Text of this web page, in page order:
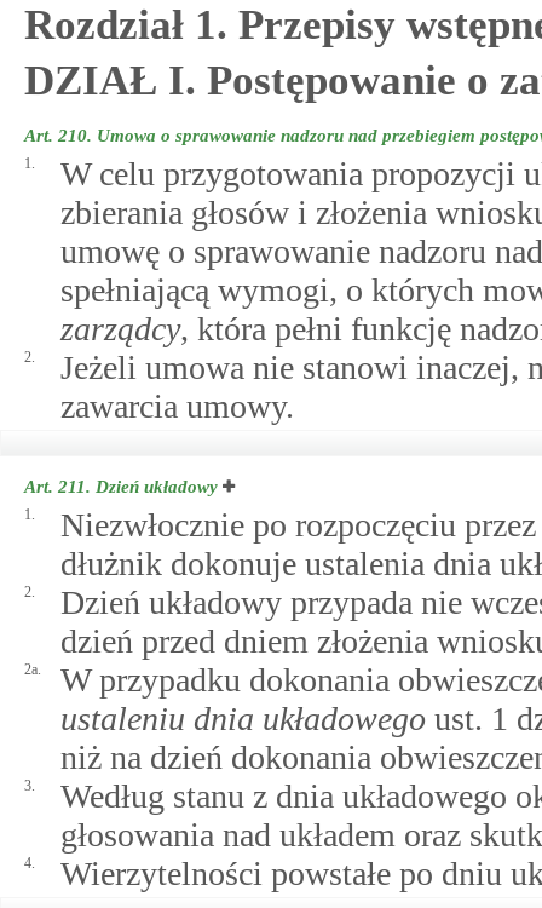
Rozdział 1. Przepisy
DZIAŁ I. Postępowanie o
Art. 210. Umowa o sprawowanie nadzoru nad przebiegiem
1.
W celu przygotowania propozycji
zbierania głosów i złożenia
umowę o sprawowanie nadzoru
spełniającą wymogi, o których
zarządcy, która pełni funkcję
2.
Jeżeli umowa nie stanowi inaczej,
zawarcia umowy.
Art. 211. Dzień układowy
1.
Niezwłocznie po rozpoczęciu
dłużnik dokonuje ustalenia dnia
2.
Dzień układowy przypada nie
dzień przed dniem złożenia
2a.
W przypadku dokonania
ustaleniu dnia układowego ust. 1
niż na dzień dokonania
3.
Według stanu z dnia układowego
głosowania nad układem oraz
4. Wierzytelności powstałe po dniu